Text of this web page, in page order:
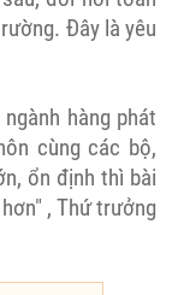
Đây là yêu
hàng phát
cùng các bộ,
ổn định thì bài
, Thứ trưởng